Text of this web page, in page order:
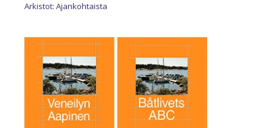
Arkistot: Ajankohtaista